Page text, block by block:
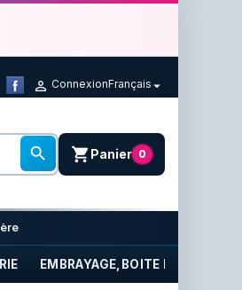
 ConnexionFrançais
 shopping_cartPanier 0
EMBRAYAGE,BOITE DE